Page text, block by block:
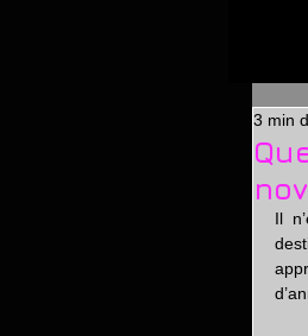
3 min
Il